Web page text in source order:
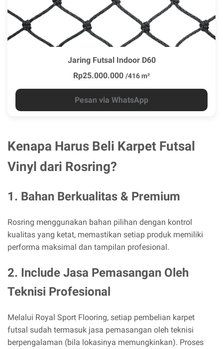
Jaring Futsal Indoor D60
Rp25.000.000 /416 m²
Pesan via WhatsApp
Kenapa Harus Beli Karpet Futsal
Vinyl dari Rosring?
1. Bahan Berkualitas & Premium
Rosring menggunakan bahan pilihan dengan kontrol
kualitas yang ketat, memastikan setiap produk memiliki
performa maksimal dan tampilan profesional.
2. Include Jasa Pemasangan Oleh
Teknisi Profesional
Melalui Royal Sport Flooring, setiap pembelian karpet
futsal sudah termasuk jasa pemasangan oleh teknisi
berpengalaman (bila lokasinya memungkinkan). Proses